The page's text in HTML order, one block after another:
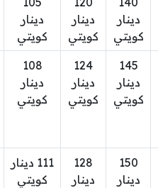
دينار
كويتي
دينار
كويتي
دينار
كويتي
145
دينار
كويتي
124
دينار
كويتي
108
دينار
كويتي
150
دينار
128
دينار
111 دينار
كويتي